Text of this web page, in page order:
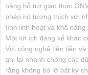
năng hỗ trợ giao thức
phép nó tương thích với
tính linh hoạt và khả năng
Một lợi ích đáng kể khác
Với công nghệ tiên tiến
ghi lại nhanh chóng các
rằng không bỏ lỡ bất kỳ